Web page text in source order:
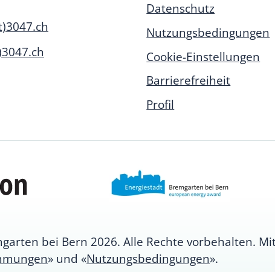
Datenschutz
Nutzungsbedingungen
Cookie-Einstellungen
Barrierefreiheit
Profil
bei Bern 2026. Alle Rechte vorbehalten.
» und «Nutzungsbedingungen».